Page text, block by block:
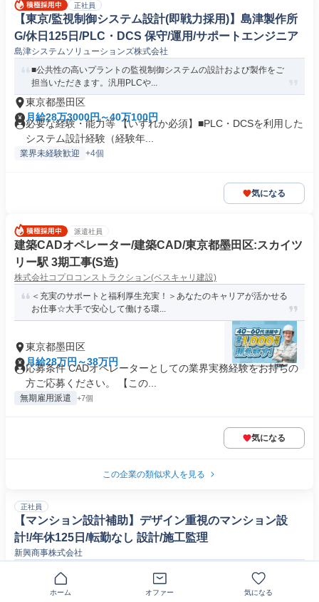
正社員
【東京/監視制御システム設計(即戦力採用)】島津製作所
G/休日125日/PLC・DCS 保守/運用/サポートエンジニア
島津システムソリューションズ株式会社
■公共性の高いプラントの監視制御システムの設計および製作をご
担当いただきます。汎用PLCや...
東京都墨田区
月給28万3000円～40万100円
必要な経験・能力等 【いずれか必須】■PLC・DCSを利用した
システム設計経験（経験年...
業界未経験歓迎 +4個
気になる
派遣社員
建築CADオペレーター/建築CAD/東京都墨田区:スカイツ
リー駅 3期工事(S造)
株式会社コプロコンストラクション(ベスキャリ建設)
＜充実のサポートと福利厚生充実！＞あなたのキャリアが活かせる
お仕事☆大手で安心して働ける環...
東京都墨田区
月給28万円～38万円
応募条件 CADオペレーターとしての業界実務経験をお持ちの
方ご応募ください。 【この...
無期雇用派遣 +7個
気になる
この企業の類似求人を見る
正社員
【マンション設計補助】デザイン重視のマンション設
計!/年休125日/転勤なし 設計/施工監理
新興商事株式会社
デベロッパーの建築プロデューサーとして収益不動産開発の一連の
業務を推進していただきます。用...
ホーム オファー 気になる